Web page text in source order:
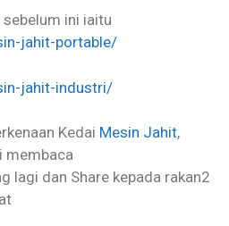
ini iaitu
jahit-portable/
jahit-industri/
Kedai Mesin Jahit,
membaca
lagi dan Share kepada rakan2